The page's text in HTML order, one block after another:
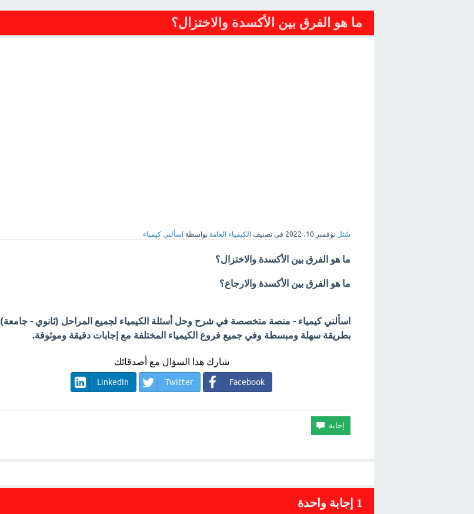
ما هو الفرق بين الأكسدة والاختزال؟
سُئل نوفمبر 10، 2022 في تصنيف الكيمياء العامة بواسطة اسألني كيمياء
ما هو الفرق بين الأكسدة والاختزال؟
ما هو الفرق بين الأكسدة والارجاع؟
اسألني كيمياء - منصة متخصصة في شرح وحل أسئلة الكيمياء لجميع المراحل (ثانوي - جامعة)
بطريقة سهلة ومبسطة وفي جميع فروع الكيمياء المختلفة مع إجابات دقيقة وموثوقة.
شارك هذا السؤال مع أصدقائك
Facebook
Twitter
LinkedIn
1 إجابة واحدة